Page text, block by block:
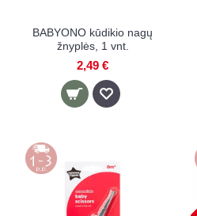
BABYONO kūdikio nagų
žnyplės, 1 vnt.
2,49 €